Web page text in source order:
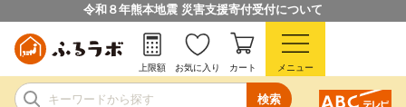
令和８年熊本地震 災害支援寄付受付について
検索
上限額 お気に入り カート メニュー